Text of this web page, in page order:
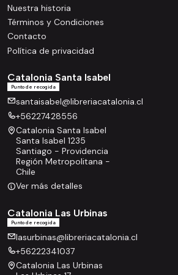
Nuestra historia
Términos y Condiciones
Contacto
Política de privacidad
Catalonia Santa Isabel
Punto de recogida
santaisabel@libreriacatalonia.cl
+56227428556
Catalonia Santa Isabel
Santa Isabel 1235
Santiago - Providencia
Región Metropolitana -
Chile
Ver más detalles
Catalonia Las Urbinas
Punto de recogida
lasurbinas@libreriacatalonia.cl
+56222341037
Catalonia Las Urbinas